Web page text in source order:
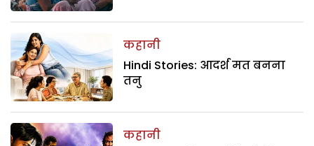
कहानी
Hindi Stories: आदर्श मत बनना
तनु
कहानी